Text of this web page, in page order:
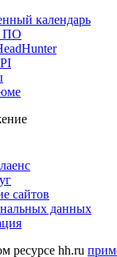
календарь
ПО
сайтов
данных
ресурсе hh.ru